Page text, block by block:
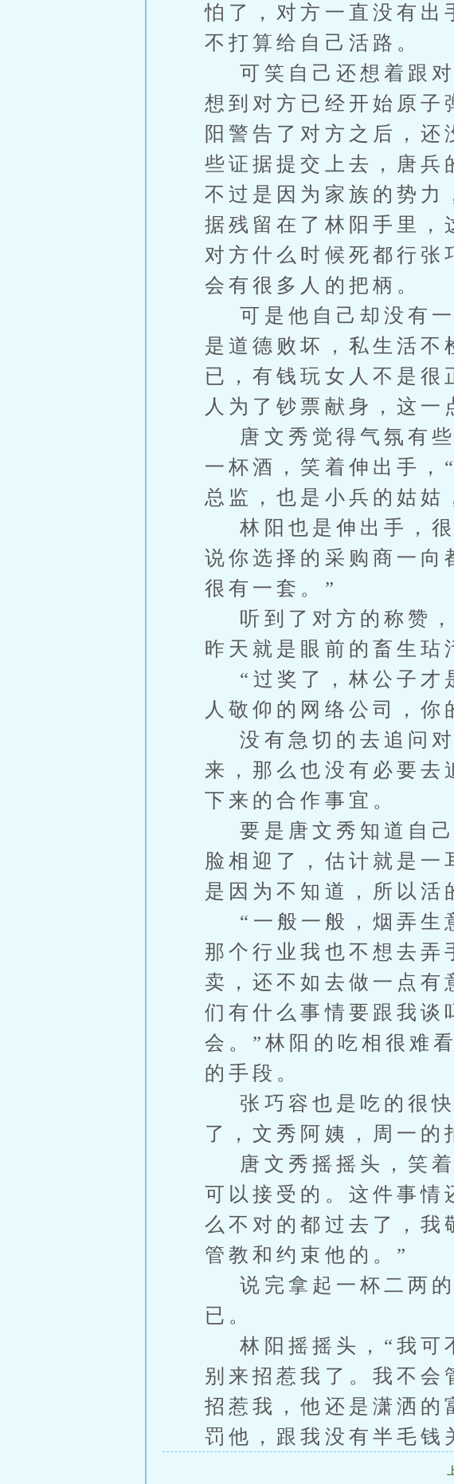
怕了，对方一直没有出
不打算给自己活路。
可笑自己还想着跟对
想到对方已经开始原子
阳警告了对方之后，还
些证据提交上去，唐兵
不过是因为家族的势力
据残留在了林阳手里，
对方什么时候死都行张
会有很多人的把柄。
可是他自己却没有一
是道德败坏，私生活不
已，有钱玩女人不是很
人为了钞票献身，这一
唐文秀觉得气氛有些
一杯酒，笑着伸出手，
总监，也是小兵的姑姑
林阳也是伸出手，很
说你选择的采购商一向
很有一套。”
听到了对方的称赞，
昨天就是眼前的畜生玷
“过奖了，林公子才
人敬仰的网络公司，
没有急切的去追问对
来，那么也没有必要去
下来的合作事宜。
要是唐文秀知道自己
脸相迎了，估计就是一
是因为不知道，所以活
“一般一般，烟弄生
那个行业我也不想去弄
卖，还不如去做一点有
们有什么事情要跟我谈
会。”林阳的吃相很难
的手段。
张巧容也是吃的很快
了，文秀阿姨，周一的
唐文秀摇摇头，笑着
可以接受的。这件事情
么不对的都过去了，我
管教和约束他的。”
说完拿起一杯二两的
已。
林阳摇摇头，“我可
别来招惹我了。我不会
招惹我，他还是潇洒的
罚他，跟我没有半毛钱